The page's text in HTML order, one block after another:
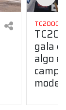
TC2000
gala
algo